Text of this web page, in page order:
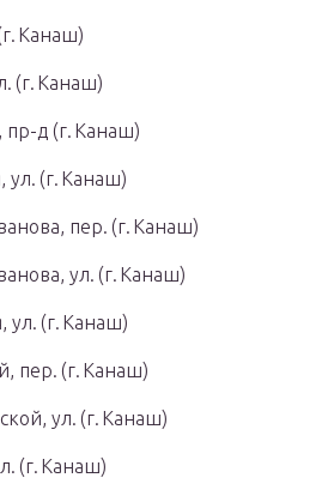
Канаш)
(г. Канаш)
д (г. Канаш)
ул. (г. Канаш)
пер. (г. Канаш)
ул. (г. Канаш)
ул. (г. Канаш)
пер. (г. Канаш)
ул. (г. Канаш)
(г. Канаш)